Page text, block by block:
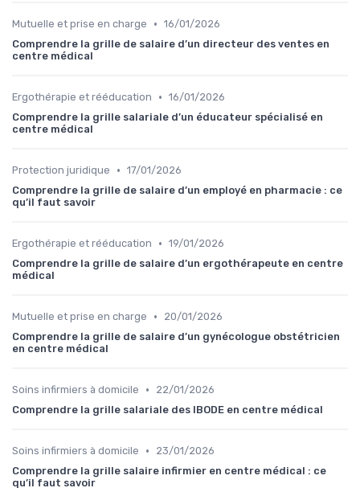
Mutuelle et prise en charge • 16/01/2026
Comprendre la grille de salaire d’un directeur des ventes en
centre médical
Ergothérapie et rééducation • 16/01/2026
Comprendre la grille salariale d’un éducateur spécialisé en
centre médical
Protection juridique • 17/01/2026
Comprendre la grille de salaire d’un employé en pharmacie : ce
qu’il faut savoir
Ergothérapie et rééducation • 19/01/2026
Comprendre la grille de salaire d’un ergothérapeute en centre
médical
Mutuelle et prise en charge •
20/01/2026
Comprendre la grille de salaire d’un gynécologue obstétricien
en centre médical
Soins infirmiers à domicile •
22/01/2026
Comprendre la grille salariale des IBODE en centre médical
Soins infirmiers à domicile •
23/01/2026
Comprendre la grille salaire infirmier en centre médical : ce
qu’il faut savoir